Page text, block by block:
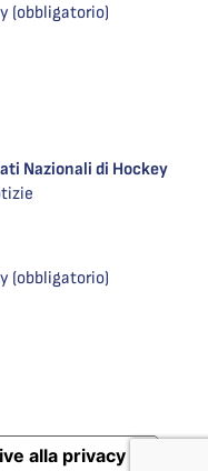
(obbligatorio)
Nazionali di Hockey
(obbligatorio)
alla privacy